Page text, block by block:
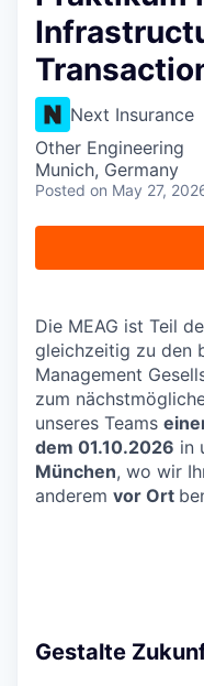
Next Insurance
Other Engineering
Munich, Germany
Posted on May 27,
Die MEAG ist Teil
gleichzeitig zu den
Management
zum
unseres Teams
dem 01.10.2026 in
München, wo wir
anderem vor Ort
Gestalte